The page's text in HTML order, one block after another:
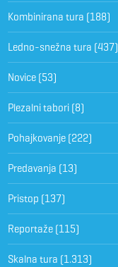
Kombinirana tura (188)
Ledno-snežna tura (437)
Novice(53)
Plezalni tabori(8)
Pohajkovanje(222)
Predavanja (13)
Pristop (137)
Reportaže(115)
Skalna tura (1.313)